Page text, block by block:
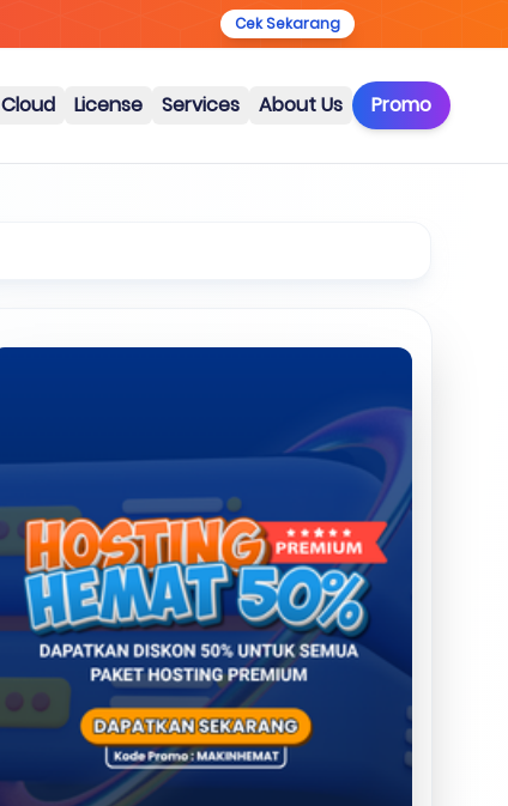
Cek Sekarang
Cloud License Services About Us Promo
Artikel Terkait
Laravel 12 Semakin
Cepat, Semakin
Powerfull
Jumat, 22 Agustus 2025
pukul 22:49 WIB
Hosting Murah Fitur
Melimpah untuk